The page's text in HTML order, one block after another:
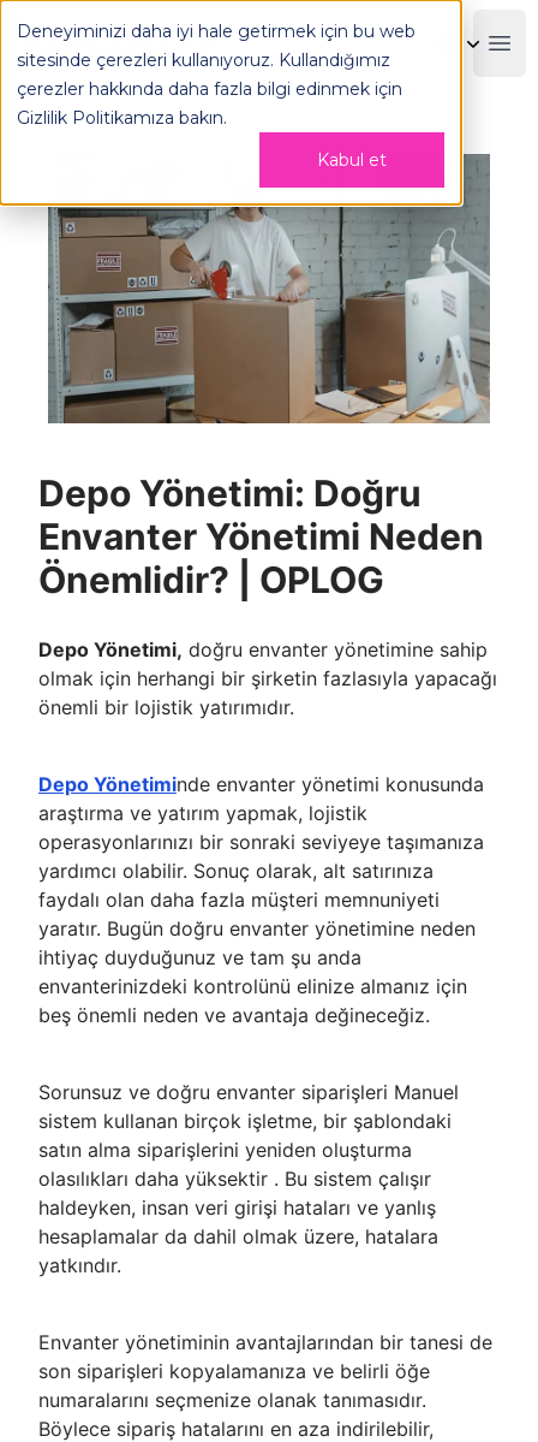
Deneyiminizi daha iyi hale getirmek için bu web
sitesinde çerezleri kullanıyoruz. Kullandığımız
çerezler hakkında daha fazla bilgi edinmek için
Gizlilik Politikamıza bakın.
Kabul et
OPLOG
Depo Yönetimi: Doğru
Envanter Yönetimi Neden
Önemlidir? | OPLOG
Depo Yönetimi, doğru envanter yönetimine sahip
olmak için herhangi bir şirketin fazlasıyla yapacağı
önemli bir lojistik yatırımıdır.
Depo Yönetiminde envanter yönetimi konusunda
araştırma ve yatırım yapmak, lojistik
operasyonlarınızı bir sonraki seviyeye taşımanıza
yardımcı olabilir. Sonuç olarak, alt satırınıza
faydalı olan daha fazla müşteri memnuniyeti
yaratır. Bugün doğru envanter yönetimine neden
ihtiyaç duyduğunuz ve tam şu anda
envanterinizdeki kontrolünü elinize almanız için
beş önemli neden ve avantaja değineceğiz.
Sorunsuz ve doğru envanter siparişleri Manuel
sistem kullanan birçok işletme, bir şablondaki
satın alma siparişlerini yeniden oluşturma
olasılıkları daha yüksektir . Bu sistem çalışır
haldeyken, insan veri girişi hataları ve yanlış
hesaplamalar da dahil olmak üzere, hatalara
yatkındır.
Envanter yönetiminin avantajlarından bir tanesi de
son siparişleri kopyalamanıza ve belirli öğe
numaralarını seçmenize olanak tanımasıdır.
Böylece sipariş hatalarını en aza indirilebilir,